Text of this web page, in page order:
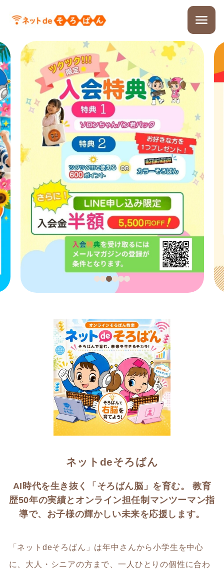
ネットdeそろばん
AI時代を生き抜く「そろばん脳」を育む。 教育
歴50年の実績とオンライン担任制マンツーマン指
導で、お子様の輝かしい未来を応援します。
「ネットdeそろばん」は年中さんから小学生を中心
に、大人・シニアの方まで、一人ひとりの個性に合わ